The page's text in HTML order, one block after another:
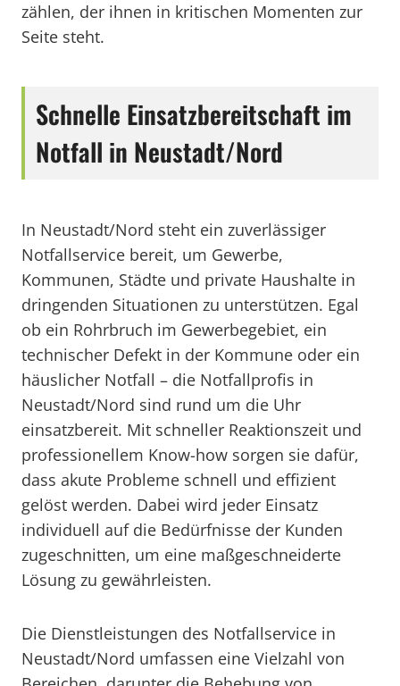
zählen, der ihnen in kritischen Momenten zur
Seite steht.
Schnelle Einsatzbereitschaft im
Notfall in Neustadt/Nord
In Neustadt/Nord steht ein zuverlässiger
Notfallservice bereit, um Gewerbe,
Kommunen, Städte und private Haushalte in
dringenden Situationen zu unterstützen. Egal
ob ein Rohrbruch im Gewerbegebiet, ein
technischer Defekt in der Kommune oder ein
häuslicher Notfall – die Notfallprofis in
Neustadt/Nord sind rund um die Uhr
einsatzbereit. Mit schneller Reaktionszeit und
professionellem Know-how sorgen sie dafür,
dass akute Probleme schnell und effizient
gelöst werden. Dabei wird jeder Einsatz
individuell auf die Bedürfnisse der Kunden
zugeschnitten, um eine maßgeschneiderte
Lösung zu gewährleisten.
Die Dienstleistungen des Notfallservice in
Neustadt/Nord umfassen eine Vielzahl von